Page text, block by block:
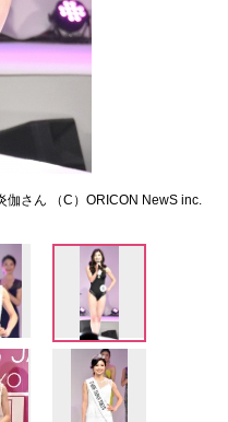
伽さん （C）ORICON NewS inc.